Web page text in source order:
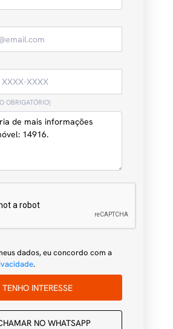
OBRIGATÓRIO)
dados, eu concordo com a
.
TENHO INTERESSE
NO WHATSAPP